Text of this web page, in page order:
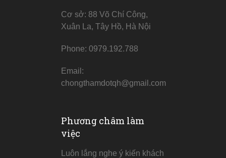
Cơ sở: 88 Võ Chí Công,
Xuân La, Tây Hồ, Hà Nội
Phone: 0979.192.788
Email:
chongthamdotqh@gmail.com
Phương châm làm
việc
Luôn lắng nghe ý kiến khách